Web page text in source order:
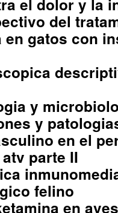
el dolor y la
del
en gatos con
y
y
en el
parte II
felino
en